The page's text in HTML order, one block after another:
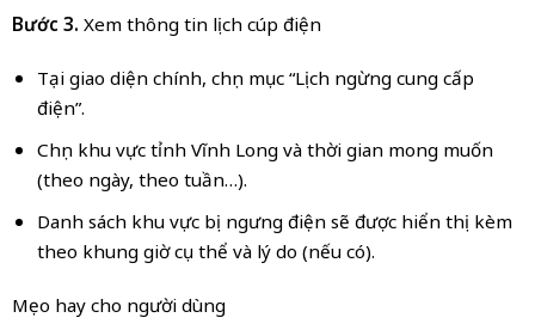
Bước 3. Xem thông tin lịch cúp điện
Tại giao diện chính, chọn mục “Lịch ngừng cung cấp
điện”.
Chọn khu vực tỉnh Vĩnh Long và thời gian mong muốn
(theo ngày, theo tuần…).
Danh sách khu vực bị ngưng điện sẽ được hiển thị kèm
theo khung giờ cụ thể và lý do (nếu có).
Mẹo hay cho người dùng